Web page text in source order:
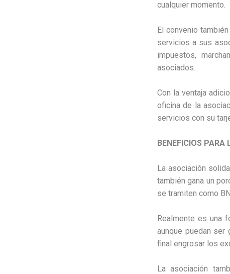
cualquier momento.
El convenio
servicios a sus
impuestos,
asociados.
Con la ventaja
oficina de la
servicios con su
BENEFICIOS PARA
La asociación
también gana un
se tramiten como
Realmente es una
aunque puedan
final engrosar los
La asociación